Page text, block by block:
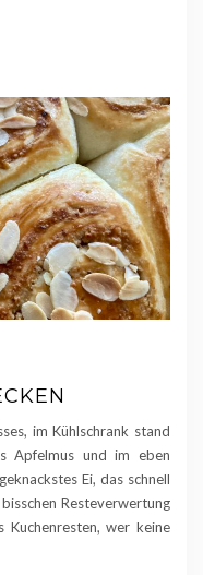
im Kühlschrank stand
Apfelmus und im eben
Ei, das schnell
Resteverwertung
Kuchenresten, wer keine